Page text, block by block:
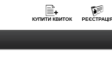
КУПИТИ КВИТОК